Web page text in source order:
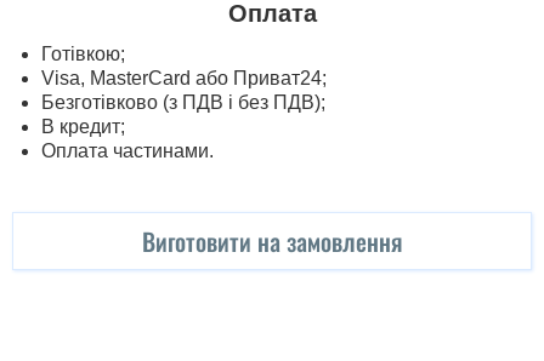
Оплата
Готівкою;
Visa, MasterСard або Приват24;
Безготівково (з ПДВ і без ПДВ);
В кредит;
Оплата частинами.
Виготовити на замовлення